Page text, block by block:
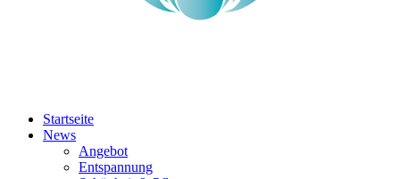
Startseite
News
Angebot
Entspannung